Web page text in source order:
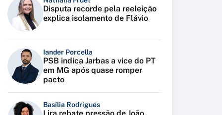
Disputa recorde pela reeleição
explica isolamento de Flávio
Iander Porcella
PSB indica Jarbas a vice do PT
em MG após quase romper
pacto
Basília Rodrigues